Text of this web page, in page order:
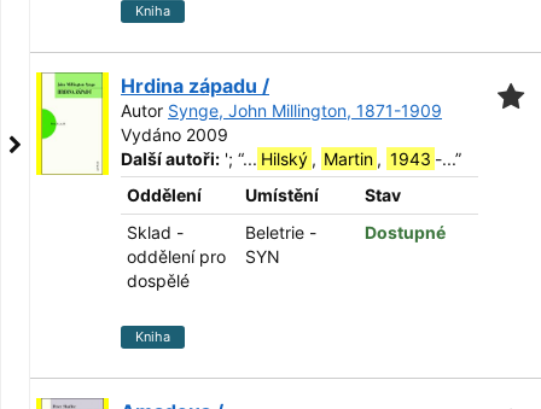
Kniha
Hrdina západu /
Autor Synge, John Millington, 1871-1909
Vydáno 2009
Další autoři: '; “... Hilský , Martin , 1943 -...”
Oddělení
Umístění
Stav
Sklad -
oddělení pro
dospělé
Beletrie -
SYN
Dostupné
Kniha